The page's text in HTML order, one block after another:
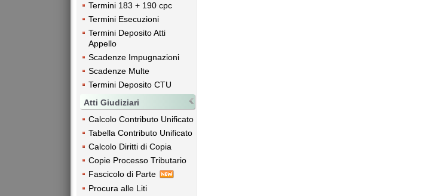
Termini 183 + 190 cpc
Termini Esecuzioni
Termini Deposito Atti
Appello
Scadenze Impugnazioni
Scadenze Multe
Termini Deposito CTU
Atti Giudiziari
Calcolo Contributo Unificato
Tabella Contributo Unificato
Calcolo Diritti di Copia
Copie Processo Tributario
Fascicolo di Parte
Procura alle Liti